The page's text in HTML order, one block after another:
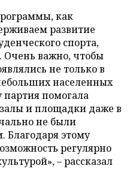
как
развитие
спорта,
Очень важно, чтобы
не только в
населенных
помогала
и площадки даже в
не были
Благодаря этому
регулярно
– рассказал